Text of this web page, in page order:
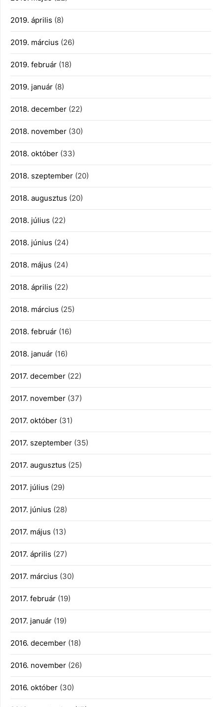
2019. április (8)
2019. március (26)
2019. február (18)
2019. január (8)
2018. december (22)
2018. november (30)
2018. október (33)
2018. szeptember (20)
2018. augusztus (20)
2018. július (22)
2018. június (24)
2018. május (24)
2018. április (22)
2018. március (25)
2018. február (16)
2018. január (16)
2017. december (22)
2017. november (37)
2017. október (31)
2017. szeptember (35)
2017. augusztus (25)
2017. július (29)
2017. június (28)
2017. május (13)
2017. április (27)
2017. március (30)
2017. február (19)
2017. január (19)
2016. december (18)
2016. november (26)
2016. október (30)